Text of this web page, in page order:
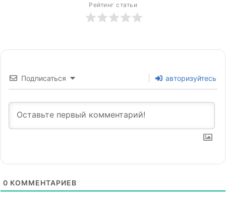
Рейтинг статьи
Подписаться авторизуйтесь
0 КОММЕНТАРИЕВ